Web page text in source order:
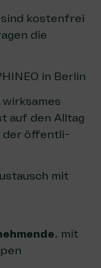
sind kos­ten­frei
die
in Berlin
wirk­sa­mes
auf den All­tag
der öffent­li­
mit
, mit